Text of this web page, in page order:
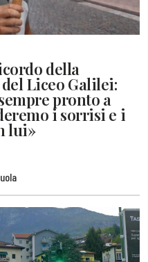
della
Liceo Galilei:
pronto a
i sorrisi e i
lui»